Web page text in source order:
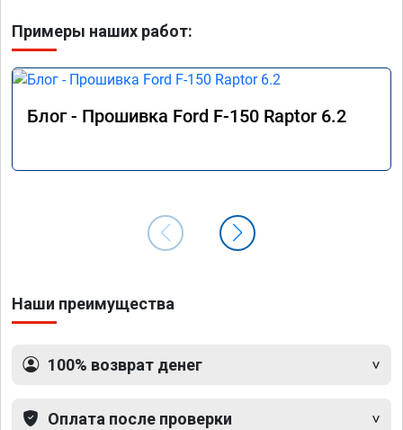
Примеры наших работ:
Блог - Прошивка Ford F-150 Raptor 6.2
Наши преимущества
100% возврат денег
Оплата после проверки